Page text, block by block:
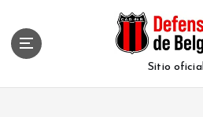
Sitio oficial